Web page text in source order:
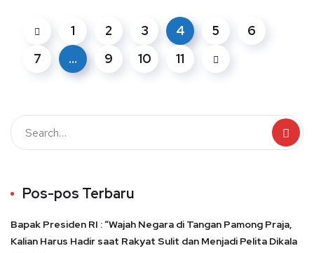
1 2 3 4 5
6
7
… 9 10 11
Pos-pos Terbaru
Bapak Presiden RI : “Wajah Negara di Tangan Pamong Praja,
Kalian Harus Hadir saat Rakyat Sulit dan Menjadi Pelita Dikala